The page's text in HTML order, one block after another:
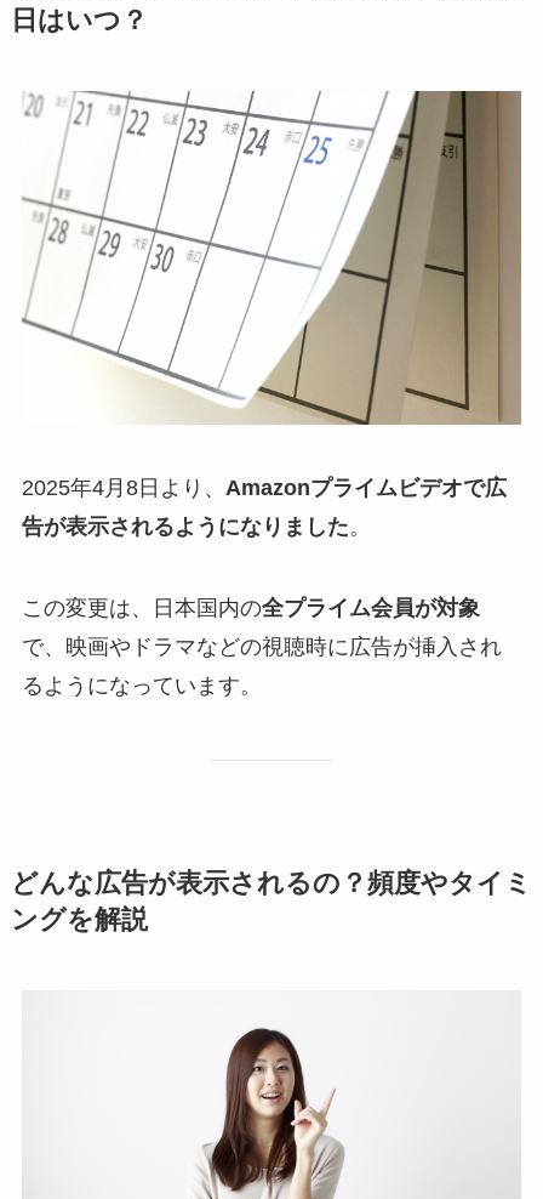
日はいつ？
2025年4月8日より、 Amazonプライムビデオで広
告が表示されるようになりました。
この変更は、日本国内の全プライム会員が対象
で、映画やドラマなどの視聴時に広告が挿入され
るようになっています。
どんな広告が表示されるの？頻度やタイミ
ングを解説